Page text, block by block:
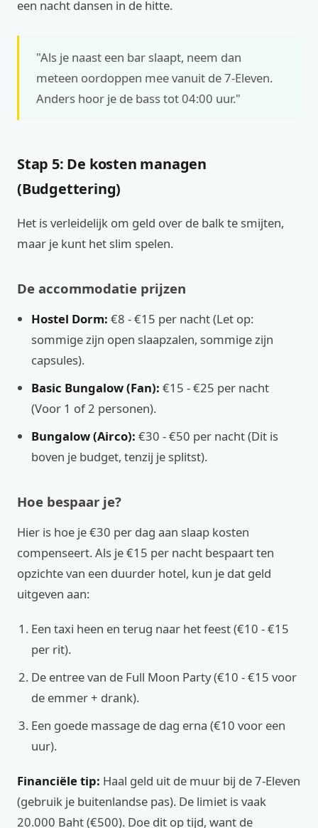
een nacht dansen in de hitte.
"Als je naast een bar slaapt, neem dan
meteen oordoppen mee vanuit de 7-Eleven.
Anders hoor je de bass tot 04:00 uur."
Stap 5: De kosten managen
(Budgettering)
Het is verleidelijk om geld over de balk te smijten,
maar je kunt het slim spelen.
De accommodatie prijzen
Hostel Dorm: €8 - €15 per nacht (Let op:
sommige zijn open slaapzalen, sommige zijn
capsules).
Basic Bungalow (Fan): €15 - €25 per nacht
(Voor 1 of 2 personen).
Bungalow (Airco): €30 - €50 per nacht (Dit is
boven je budget, tenzij je splitst).
Hoe bespaar je?
Hier is hoe je €30 per dag aan slaap kosten
compenseert. Als je €15 per nacht bespaart ten
opzichte van een duurder hotel, kun je dat geld
uitgeven aan:
Een taxi heen en terug naar het feest (€10 - €15
per rit).
De entree van de Full Moon Party (€10 - €15 voor
de emmer + drank).
Een goede massage de dag erna (€10 voor een
uur).
Financiële tip: Haal geld uit de muur bij de 7-Eleven
(gebruik je buitenlandse pas). De limiet is vaak
20.000 Baht (€500). Doe dit op tijd, want de